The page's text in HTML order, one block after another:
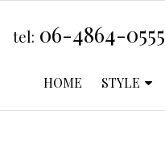
tel: 06-4864-0555
HOME STYLE